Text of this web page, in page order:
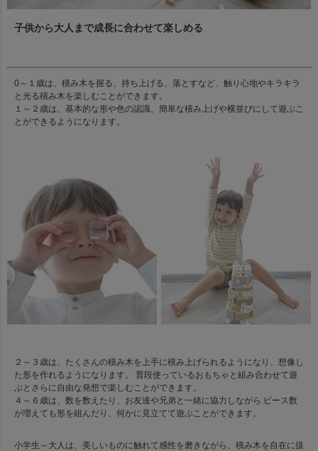
子供から大人まで成長に合わせて楽しめる
0～１歳は、積み木を握る、持ち上げる、落とすなど、触り心地やキラキラ
と光る積み木を楽しむことができます。
１～２歳は、基本的な形や色の認識、簡単な積み上げや横並びにして遊ぶこ
とができるようになります。
２～３歳は、たくさんの積み木を上手に積み上げられるようになり、想像し
た形を作れるようになります。 普段使っているおもちゃと組み合わせて遊
ぶとさらに自由な発想で楽しむことができます。
４～６歳は、数を数えたり、お友達や兄弟と一緒に協力しながら ピース数
が増えても形を組んだり、何かに見立てて遊ぶことができます。
小学生～大人は、美しいものに触れて感性を磨きながら、積み木を自在に扱